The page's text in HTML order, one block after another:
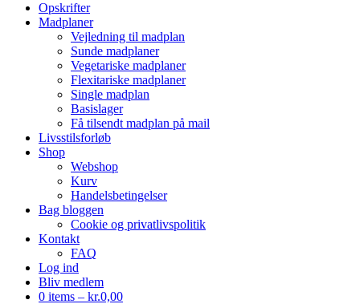
Opskrifter
Madplaner
Vejledning til madplan
Sunde madplaner
Vegetariske madplaner
Flexitariske madplaner
Single madplan
Basislager
Få tilsendt madplan på mail
Livsstilsforløb
Shop
Webshop
Kurv
Handelsbetingelser
Bag bloggen
Cookie og privatlivspolitik
Kontakt
FAQ
Log ind
Bliv medlem
0 items – kr.0,00